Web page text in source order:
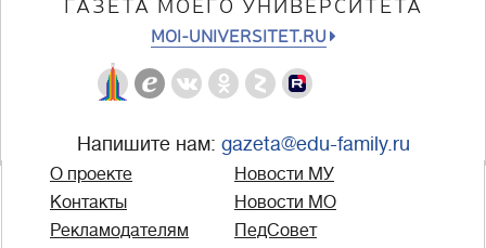
ГАЗЕТА МОЕГО УНИВЕРСИТЕТА
MOI-UNIVERSITET.RU
Напишите нам: gazeta@edu-family.ru
О проекте
Контакты
Рекламодателям
Новости МУ
Новости МО
ПедСовет